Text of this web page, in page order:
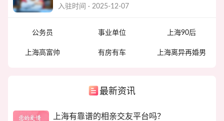
入驻时间 · 2025-12-07
公务员 事业单位 上海90后
上海高富帅 有房有车 上海离异再婚男
最新资讯
上海有靠谱的相亲交友平台吗？